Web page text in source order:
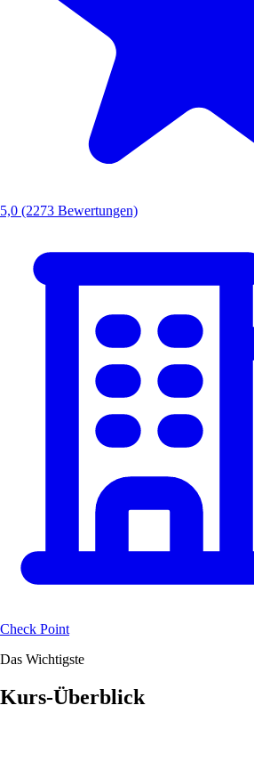
5,0 (2273 Bewertungen)
Check Point
Das Wichtigste
Kurs-Überblick